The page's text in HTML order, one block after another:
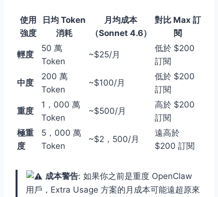
使用
強度
日均 Token
消耗
月均成本
（Sonnet 4.6）
對比 Max 訂
閱
輕度
50 萬
Token
~$25/月
低於 $200
訂閱
中度
200 萬
Token
~$100/月
低於 $200
訂閱
重度
1，000 萬
Token
~$500/月
高於 $200
訂閱
極重
度
5，000 萬
Token
~$2，500/月
遠高於
$200 訂閱
成本警告: 如果你之前是重度 OpenClaw
用戶，Extra Usage 方案的月成本可能遠超原來